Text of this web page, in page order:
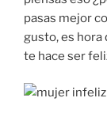
pasas mejor
gusto, es hora
te hace ser